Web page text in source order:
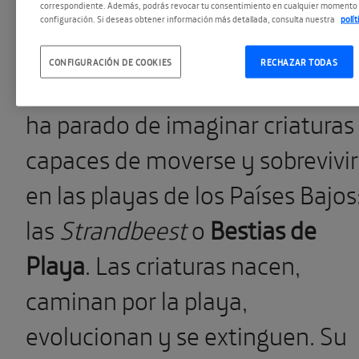
reflexión en 1990, enuna
columna del periódico holandés
Volkskrant. Desde entonces, no
ha parado de imaginar criaturas
capaces de moverse y sobrevivir
en las playas de los Países
lasStrandbeesto Bestiasde
Playa. Las criaturas nacen,
caminan por la playa,
evolucionan y se extinguen. Su
correspondiente. Además, podrás revocar tu consentimiento en cualquier momento
configuración. Si deseas obtener información más detallada, consulta nuestra
RECHAZAR TODAS
CONFIGURACIÓN DE COOKIES